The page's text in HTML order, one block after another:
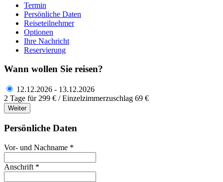
Termin
Persönliche Daten
Reiseteilnehmer
Optionen
Ihre Nachricht
Reservierung
Wann wollen Sie reisen?
12.12.2026 - 13.12.2026
2 Tage für 299 € / Einzelzimmerzuschlag 69 €
Weiter
Persönliche Daten
Vor- und Nachname *
Anschrift *